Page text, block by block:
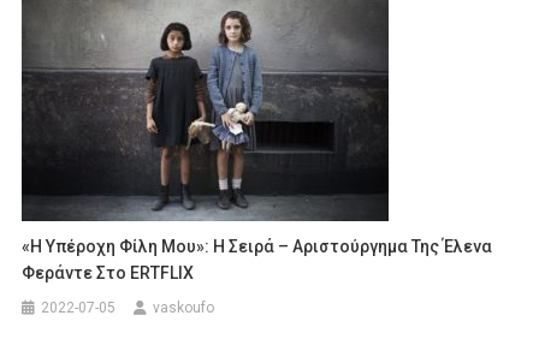
«Η Υπέροχη Φίλη Μου»: H Σειρά – Αριστούργημα Της Έλενα
Φεράντε Στο ERTFLIX
2022-07-05 vaskoufo